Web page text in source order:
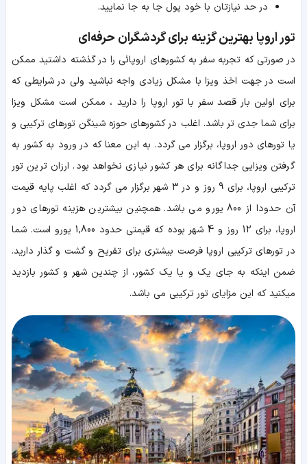
در حد نیازتان با خود پول جا به جا نمایید.
تور اروپا بهترین گزینه برای گردشگران حرفه‌ای
در صورتی که تجربه سفر به کشورهای اروپائی را در گذشته داشتید ممکن
است در جهت اخذ ویزا با مشکل زیادی واجه نباشید ولی در شرایطی که
برای اولین بار قصد سفر با تور اروپا را دارید ، ممکن است مشکل ویزا
برای شما جدی تر باشد. اغلب در کشور‌های حوزه شینگن تور‌های ترکیبی و
یا تورهای دور اروپا، برگزار می گردد. به این معنا که در ورود به کشور به
گرفتن ویزایی جداگانه برای هر کشور نیازی نخواهد بود. ارزان ‌ترین تور
ترکیبی اروپا، برای 9 روز و در 3 شهر برگزار می گردد که اغلب پایه قیمت
آن حدودا از 800 یورو می باشد. همچنین بیشترین هزینه تورهای دور
اروپا، برای 12 روز و 4 شهر بوده که قیمتی حدود 1,800 یورو است. شما
در تورهای ترکیبی اروپا فرصت بیشتری برای تفریح و گشت و گذار دارید.
ضمن اینکه به جای یک و یا یک کشور، از چندین شهر و کشور بازدید
میکنید که این مزایای تور ترکیبی می باشد.